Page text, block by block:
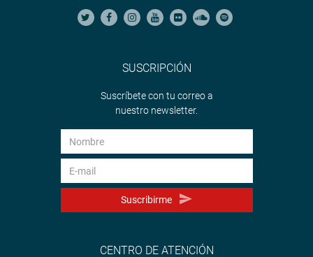
SUSCRIPCIÓN
Suscríbete con tu correo a
nuestro newsletter.
Suscribirme
CENTRO DE ATENCIÓN